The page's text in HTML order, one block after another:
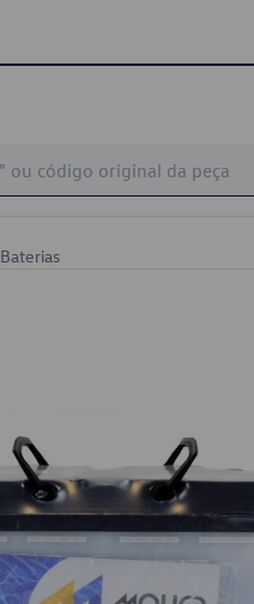
Baterias